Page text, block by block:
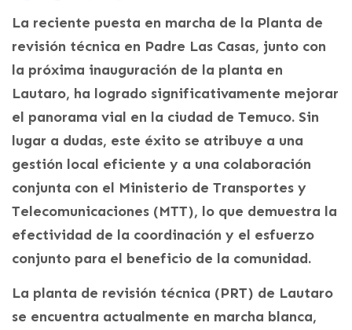
La reciente puesta en marcha de la Planta de
revisión técnica en Padre Las Casas, junto con
la próxima inauguración de la planta en
Lautaro, ha logrado significativamente mejorar
el panorama vial en la ciudad de Temuco. Sin
lugar a dudas, este éxito se atribuye a una
gestión local eficiente y a una colaboración
conjunta con el Ministerio de Transportes y
Telecomunicaciones (MTT), lo que demuestra la
efectividad de la coordinación y el esfuerzo
conjunto para el beneficio de la comunidad.
La planta de revisión técnica (PRT) de Lautaro
se encuentra actualmente en marcha blanca,